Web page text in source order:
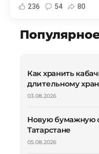
236 54 80
Как хранить
длительному
03.08.2026
Новую бумажную
Татарстане
05.08.2026